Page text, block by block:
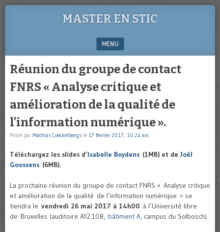
MASTER EN STIC
MENU
SKIP TO CONTENT
Réunion du groupe de contact
FNRS « Analyse critique et
amélioration de la qualité de
l’information numérique ».
Posté par Mathias Coeckelbergs le 17 février 2017, 10:24 am
Téléchargez les slides d’Isabelle Boydens (1MB) et de Joël
Goossens (6MB).
La prochaine réunion du groupe de contact FNRS « Analyse critique
et amélioration de la qualité de l’information numérique » se
tiendra le vendredi 26 mai 2017 à 14h00 à l’Université libre
de Bruxelles (auditoire AY2.108, bâtiment A, campus du Solbosch).